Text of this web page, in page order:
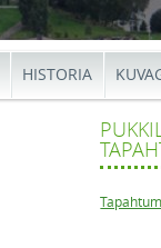
HISTORIA